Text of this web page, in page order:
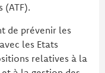
(ATF).
de prévenir les
les Etats
relatives à la